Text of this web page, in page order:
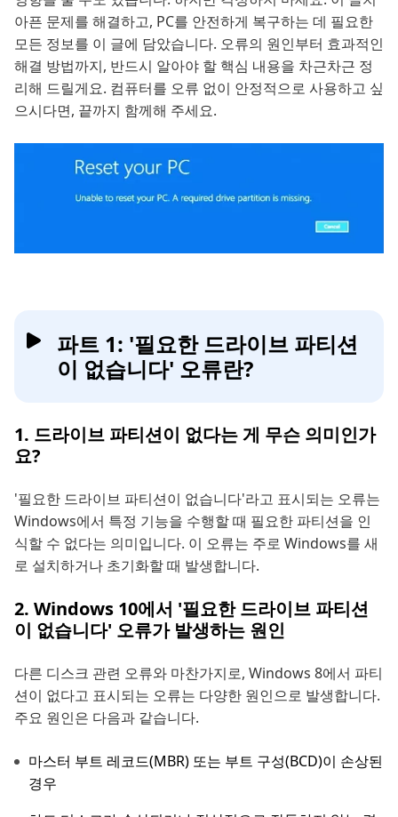
아픈 문제를 해결하고, PC를 안전하게 복구하는 데 필요한
모든 정보를 이 글에 담았습니다. 오류의 원인부터 효과적인
해결 방법까지, 반드시 알아야 할 핵심 내용을 차근차근 정
리해 드릴게요. 컴퓨터를 오류 없이 안정적으로 사용하고 싶
으시다면, 끝까지 함께해 주세요.
파트 1: '필요한 드라이브 파티션
이 없습니다' 오류란?
1. 드라이브 파티션이 없다는 게 무슨 의미인가
요?
'필요한 드라이브 파티션이 없습니다'라고 표시되는 오류는
Windows에서 특정 기능을 수행할 때 필요한 파티션을 인
식할 수 없다는 의미입니다. 이 오류는 주로 Windows를 새
로 설치하거나 초기화할 때 발생합니다.
2. Windows 10에서 '필요한 드라이브 파티션
이 없습니다' 오류가 발생하는 원인
다른 디스크 관련 오류와 마찬가지로, Windows 8에서 파티
션이 없다고 표시되는 오류는 다양한 원인으로 발생합니다.
주요 원인은 다음과 같습니다.
마스터 부트 레코드(MBR) 또는 부트 구성(BCD)이 손상된
경우